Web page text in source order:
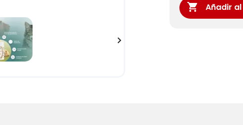

 Añadir